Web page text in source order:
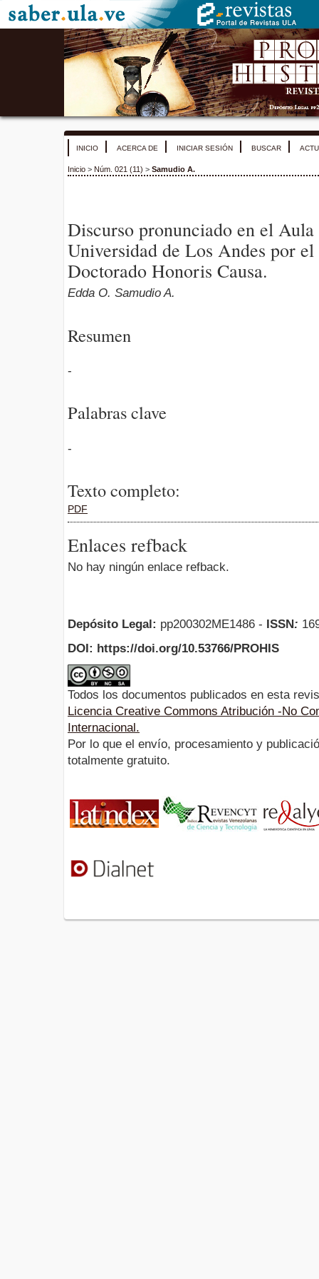
INICIO ACERCA DE INICIAR SESIÓN BUSCAR
Inicio > Núm. 021 (11) > Samudio A.
Discurso pronunciado en el
Universidad de Los Andes por
Doctorado Honoris Causa.
Edda O. Samudio A.
Resumen
-
Palabras clave
-
Texto completo:
PDF
Enlaces refback
No hay ningún enlace refback.
Depósito Legal: pp200302ME1486 - ISSN:
DOI: https://doi.org/10.53766/PROHIS
Todos los documentos publicados en esta
Licencia Creative Commons Atribución -No
Internacional.
Por lo que el envío, procesamiento y
totalmente gratuito.